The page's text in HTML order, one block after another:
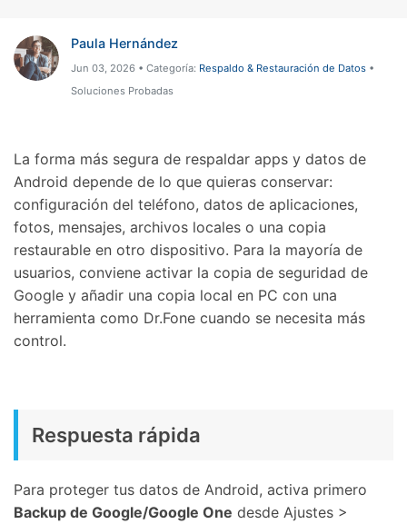
Paula Hernández
Jun 03, 2026 • Categoría: Respaldo & Restauración de Datos•
Soluciones Probadas
La forma más segura de respaldar apps y datos de
Android depende de lo que quieras conservar:
configuración del teléfono, datos de aplicaciones,
fotos, mensajes, archivos locales o una copia
restaurable en otro dispositivo. Para la mayoría de
usuarios, conviene activar la copia de seguridad de
Google y añadir una copia local en PC con una
herramienta como Dr.Fone cuando se necesita más
control.
Respuesta rápida
Para proteger tus datos de Android, activa primero
Backup de Google/Google One desde Ajustes >